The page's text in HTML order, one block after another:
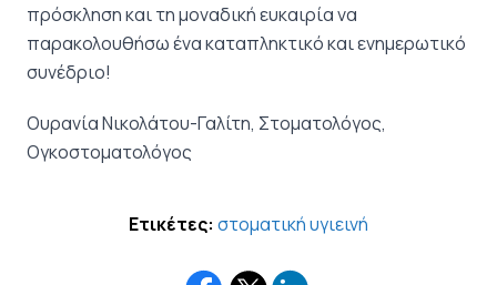
πρόσκληση και τη μοναδική ευκαιρία να
παρακολουθήσω ένα καταπληκτικό και ενημερωτικό
συνέδριο!
Ουρανία Νικολάτου-Γαλίτη, Στοματολόγος,
Ογκοστοματολόγος
Ετικέτες: στοματική υγιεινή